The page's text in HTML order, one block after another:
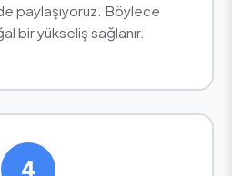
paylaşıyoruz. Böylece
bir yükseliş sağlanır.
4